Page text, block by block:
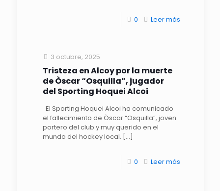
0 Leer más
3 octubre, 2025
Tristeza en Alcoy por la muerte
de Òscar “Osquilla”, jugador
del Sporting Hoquei Alcoi
El Sporting Hoquei Alcoi ha comunicado
el fallecimiento de Òscar “Osquilla”, joven
portero del club y muy querido en el
mundo del hockey local. […]
0 Leer más